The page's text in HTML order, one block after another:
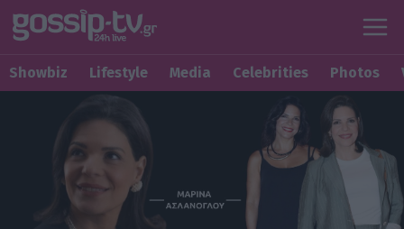
Showbiz Lifestyle Media Celebrities Photos